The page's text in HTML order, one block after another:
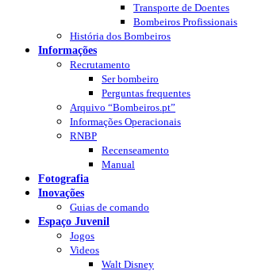
Transporte de Doentes
Bombeiros Profissionais
História dos Bombeiros
Informações
Recrutamento
Ser bombeiro
Perguntas frequentes
Arquivo “Bombeiros.pt”
Informações Operacionais
RNBP
Recenseamento
Manual
Fotografia
Inovações
Guias de comando
Espaço Juvenil
Jogos
Videos
Walt Disney